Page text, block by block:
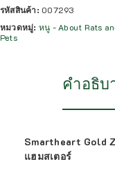
รหัสสินค้า: 007293
หมวดหมู่: หนู - About Rats
Pets
คำอธิบ
Smartheart Gold
แฮมสเตอร์